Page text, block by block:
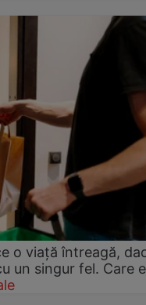
o viață întreagă,
un singur fel. Care e